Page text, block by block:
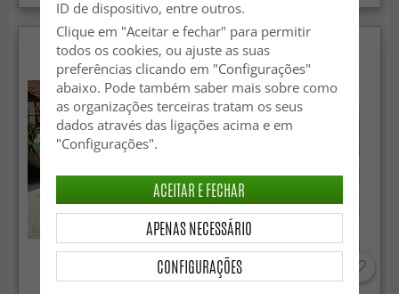
ID de dispositivo, entre outros.
Clique em "Aceitar e fechar" para permitir
todos os cookies, ou ajuste as suas
preferências clicando em "Configurações"
abaixo. Pode também saber mais sobre como
as organizações terceiras tratam os seus
dados através das ligações acima e em
"Configurações".
CONFIGURAÇÕES
APENAS NECESSÁRIO
ACEITAR E FECHAR